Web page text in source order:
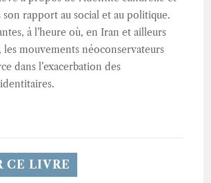
son rapport au social et au politique.
à l’heure où, en Iran et ailleurs
les mouvements néoconservateurs
dans l’exacerbation des
CE LIVRE